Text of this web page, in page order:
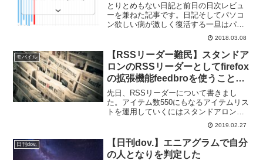
とりとめもない日記と前日の日次レビュ
ーを兼ねた記事です。日記そしてパソコ
ン欲しい病が激しく復活する一旦はパソ
コン欲しい病が収まったのですけど激し
く復活してしまいました。その原因は
64bit問題。32bit版はいつまで使用できる
のだろうかと考...
2018.03.08
モバイル
【RSSリーダー難民】スタンドア
ロンのRSSリーダーとしてfirefox
の拡張機能feedbroを使うことに
した
先日、RSSリーダーについて書きまし
た。アイテム数550にもなるアイテムリス
トを運用していくにはスタンドアロンし
かないと。iPhoneではsylfeedがあります
のでそれを使い続けるとして問題はPCで
すね。スタンドアロンのRSSリーダーを
P...
2019.02.27
日刊dov.
【日刊dov.】エニアグラムで自分
の人となりを判定した